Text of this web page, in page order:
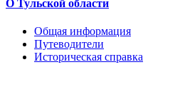
О Тульской области
Общая информация
Путеводители
Историческая справка